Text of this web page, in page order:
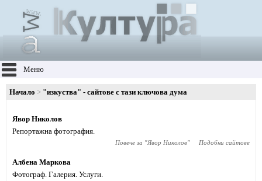
Меню
Начало "изкуства" - сайтове с тази ключова дума
Явор Николов
Репортажна фотография.
Повече за "Явор Николов" Подобни сайтове
Албена Маркова
Фотограф. Галерия. Услуги.